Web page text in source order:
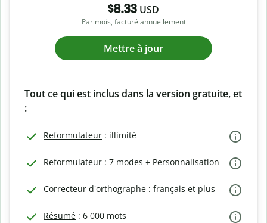
$8.33 USD
Par mois, facturé annuellement
Mettre à jour
Tout ce qui est inclus dans la version gratuite, et
:
Reformulateur : illimité
Reformulateur : 7 modes + Personnalisation
Correcteur d'orthographe : français et plus
Résumé : 6 000 mots